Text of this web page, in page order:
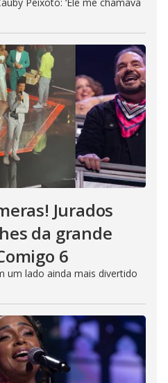
Jurados
da grande
6
um lado ainda mais divertido